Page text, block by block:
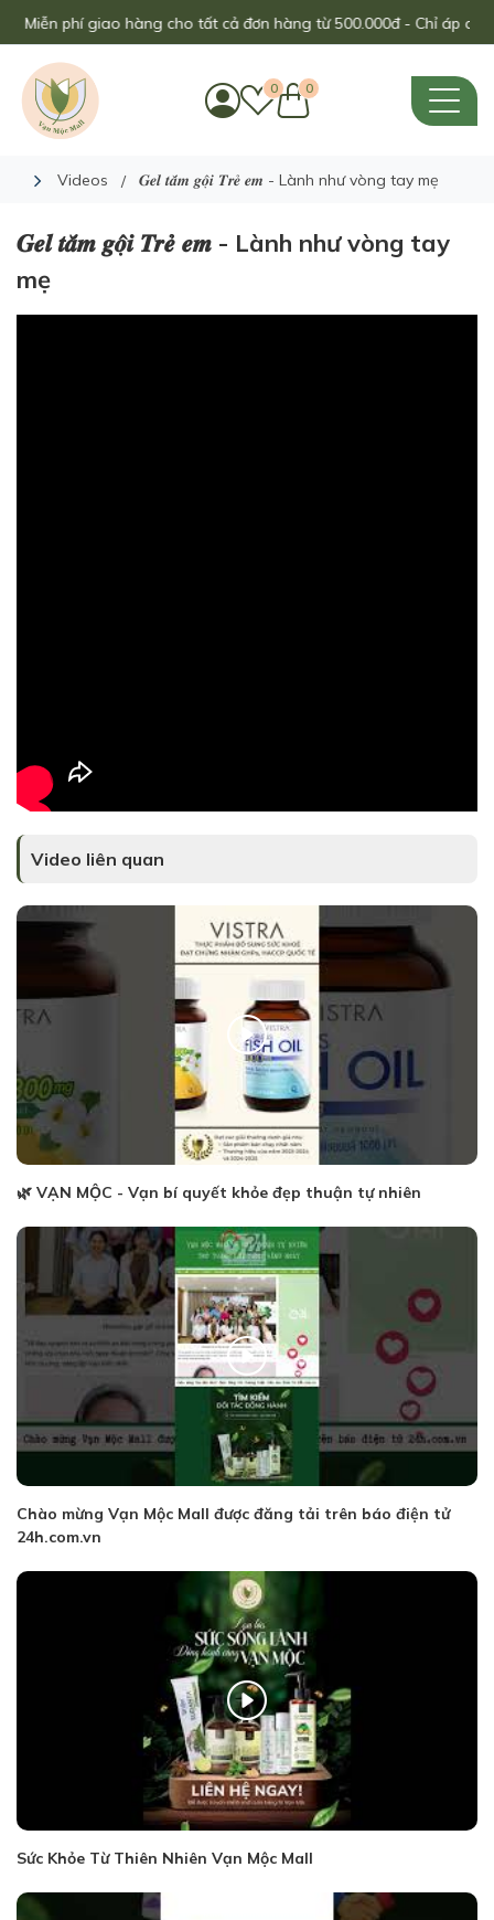
phí giao hàng cho tất cả đơn hàng từ 500.000đ - Chỉ áp dụng
0 0
Videos 𝑮𝒆𝒍 𝒕𝒂̆́𝒎 𝒈𝒐̣̂𝒊 𝑻𝒓𝒆̉ 𝒆𝒎 - Lành như vòng tay mẹ
𝑮𝒆𝒍 𝒕𝒂̆́𝒎 𝒈𝒐̣̂𝒊 𝑻𝒓𝒆̉ 𝒆𝒎 - Lành như vòng tay
mẹ
Video liên quan
🌿 VẠN MỘC - Vạn bí quyết khỏe đẹp thuận tự nhiên
Chào mừng Vạn Mộc Mall được đăng tải trên báo điện tử
24h.com.vn
Sức Khỏe Từ Thiên Nhiên Vạn Mộc Mall